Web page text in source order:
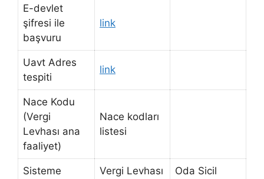
E-devlet
şifresi ile
başvuru
link
Uavt Adres
tespiti
link
Nace Kodu
(Vergi
Levhası ana
faaliyet)
Nace kodları
listesi
Sisteme
Vergi Levhası
Oda Sicil